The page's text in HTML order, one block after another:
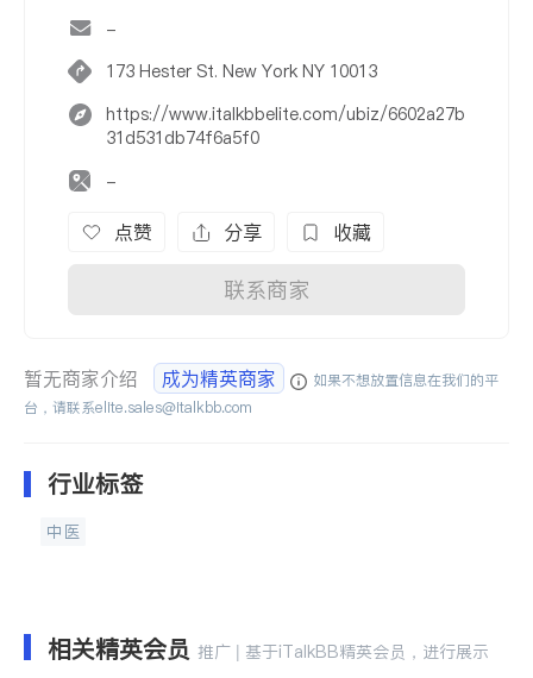
-
173 Hester St. New York NY 10013
https://www.italkbbelite.com/ubiz/6602a27b
31d531db74f6a5f0
-
点赞 分享 收藏
联系商家
暂无商家介绍 成为精英商家
如果不想放置信息在我们的平
台，请联系elite.sales@italkbb.com
行业标签
中医
相关精英会员 推广 | 基于iTalkBB精英会员，进行展示